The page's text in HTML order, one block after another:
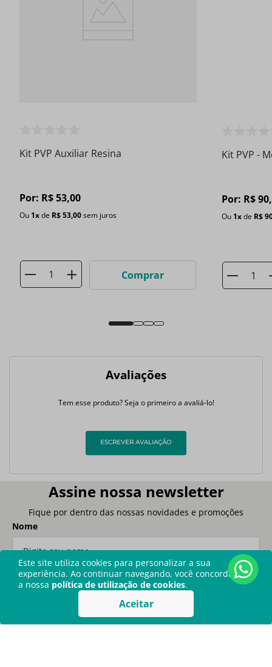
Este site utiliza cookies para personalizar a sua
experiência. Ao continuar navegando, você concorda com
a nossa política de utilização de cookies.
Aceitar
Kit PVP Auxiliar Resina
Por: R$53,00
Ou 1xde R$53,00sem juros
Comprar
Kit PVP -
Por: R$90,
Ou 1xde R$
Avaliações
Tem esse produto? Seja o primeiro a avaliá-lo!
ESCREVER AVALIAÇÃO
Assine nossa newsletter
Fique por dentro das nossas novidades e promoções
Nome
Email